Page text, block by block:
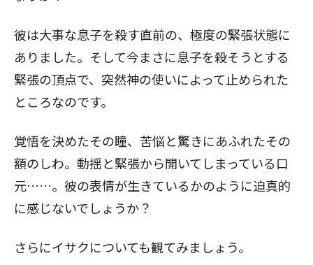
彼は大事な息子を殺す直前の、極度の緊張状態に
ありました。そして今まさに息子を殺そうとする
緊張の頂点で、突然神の使いによって止められた
ところなのです。
覚悟を決めたその瞳、苦悩と驚きにあふれたその
額のしわ。動揺と緊張から開いてしまっている口
元……。彼の表情が生きているかのように迫真的
に感じないでしょうか？
さらにイサクについても観てみましょう。